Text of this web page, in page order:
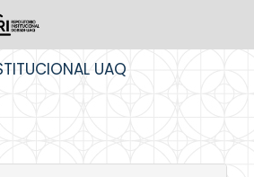
UAQ